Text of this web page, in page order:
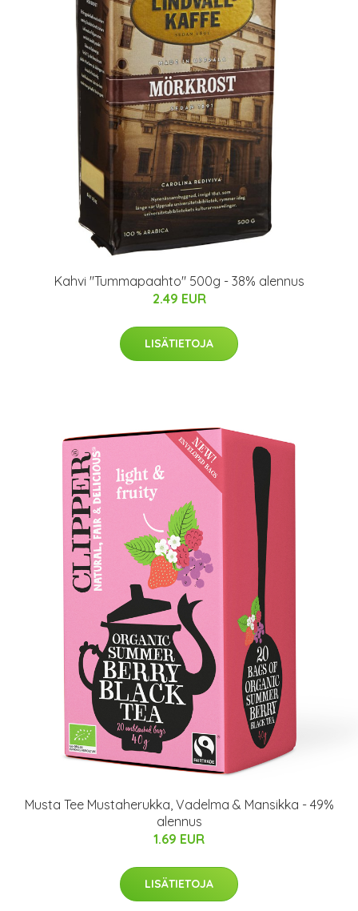
Kahvi "Tummapaahto" 500g - 38% alennus
2.49 EUR
LISÄTIETOJA
Musta Tee Mustaherukka, Vadelma & Mansikka - 49%
alennus
1.69 EUR
LISÄTIETOJA